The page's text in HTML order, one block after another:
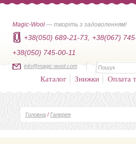
Magic-Wool — творіть з задоволенням!
+38(050) 689-21-73,
+38(067)
+38(050) 745-00-11
info@magic-wool.com
Каталог Знижки Оплата
Головна / Галерея